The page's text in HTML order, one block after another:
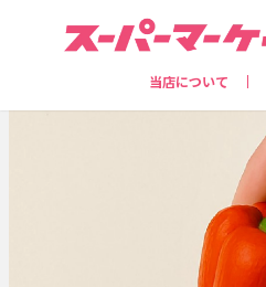
当店について